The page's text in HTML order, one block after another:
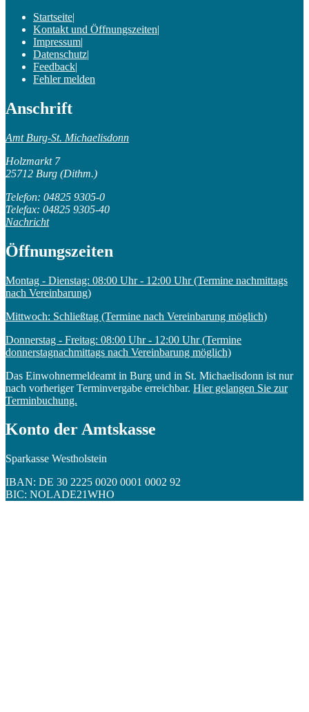
Startseite|
Kontakt und Öffnungszeiten|
Impressum|
Datenschutz|
Feedback|
Fehler melden
Anschrift
Amt Burg-St. Michaelisdonn
Holzmarkt 7
25712 Burg (Dithm.)
Telefon: 04825 9305-0
Telefax: 04825 9305-40
Nachricht
Öffnungszeiten
Montag - Dienstag: 08:00 Uhr - 12:00 Uhr (Termine nachmittags
nach Vereinbarung)
Mittwoch: Schließtag (Termine nach Vereinbarung möglich)
Donnerstag - Freitag: 08:00 Uhr - 12:00 Uhr (Termine
donnerstagnachmittags nach Vereinbarung möglich)
Das Einwohnermeldeamt in Burg und in St. Michaelisdonn ist nur
nach vorheriger Terminvergabe erreichbar. Hier gelangen Sie zur
Terminbuchung.
Konto der Amtskasse
Sparkasse Westholstein
IBAN: DE 30 2225 0020 0001 0002 92
BIC: NOLADE21WHO